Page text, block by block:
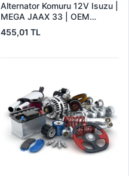
Alternator Komuru 12V Isuzu |
MEGA JAAX 33 | OEM
JAAX33
455,01 TL